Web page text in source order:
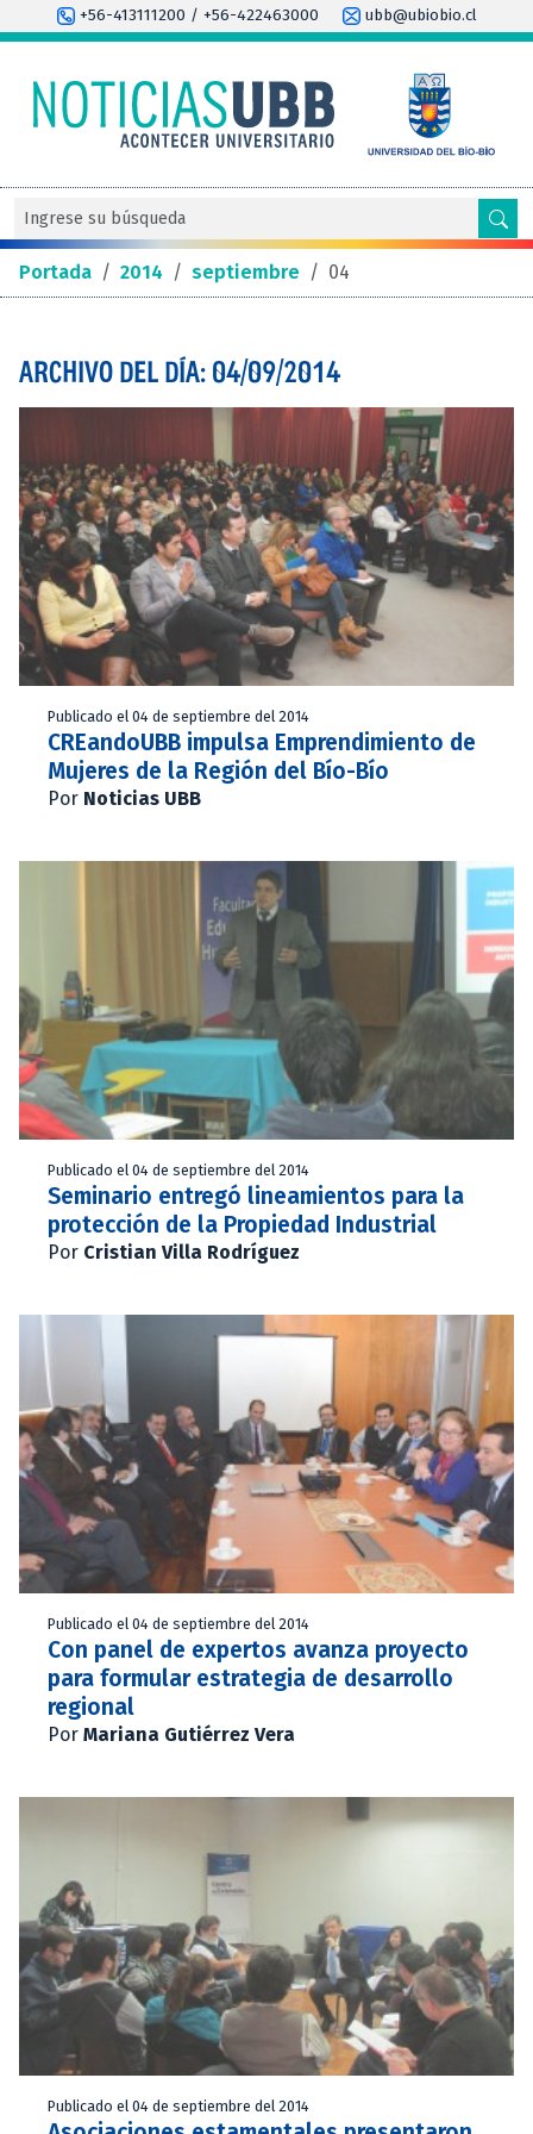
+56-413111200 / +56-422463000 ubb@ubiobio.cl
Portada / 2014 / septiembre / 04
ARCHIVO DEL DÍA: 04/09/2014
Publicado el 04 de septiembre del 2014
CREandoUBB impulsa Emprendimiento de
Mujeres de la Región del Bío-Bío
Por Noticias UBB
Publicado el 04 de septiembre del 2014
Seminario entregó lineamientos para la
protección de la Propiedad Industrial
Por Cristian Villa Rodríguez
Publicado el 04 de septiembre del 2014
Con panel de expertos avanza proyecto
para formular estrategia de desarrollo
regional
Por Mariana Gutiérrez Vera
Publicado el 04 de septiembre del 2014